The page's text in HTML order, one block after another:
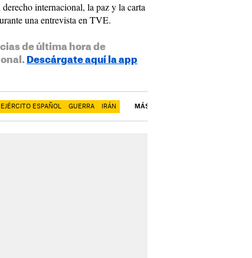
internacional, la paz y la carta
una entrevista en TVE.
de última hora de
Descárgate aquí la app
EJÉRCITO ESPAÑOL GUERRA IRÁN MÁS